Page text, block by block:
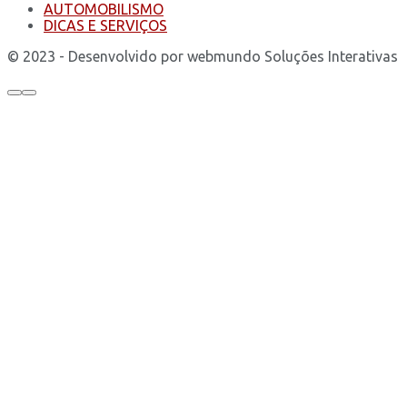
AUTOMOBILISMO
DICAS E SERVIÇOS
© 2023 - Desenvolvido por webmundo Soluções Interativas